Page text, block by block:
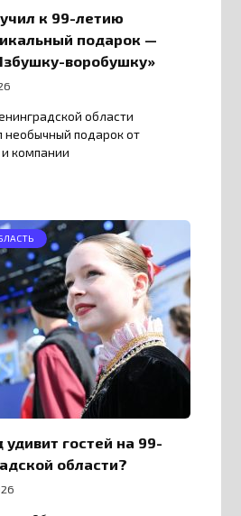
к 99-летию
подарок —
воробушку»
области
необычный подарок от
компании
гостей на 99-
области?